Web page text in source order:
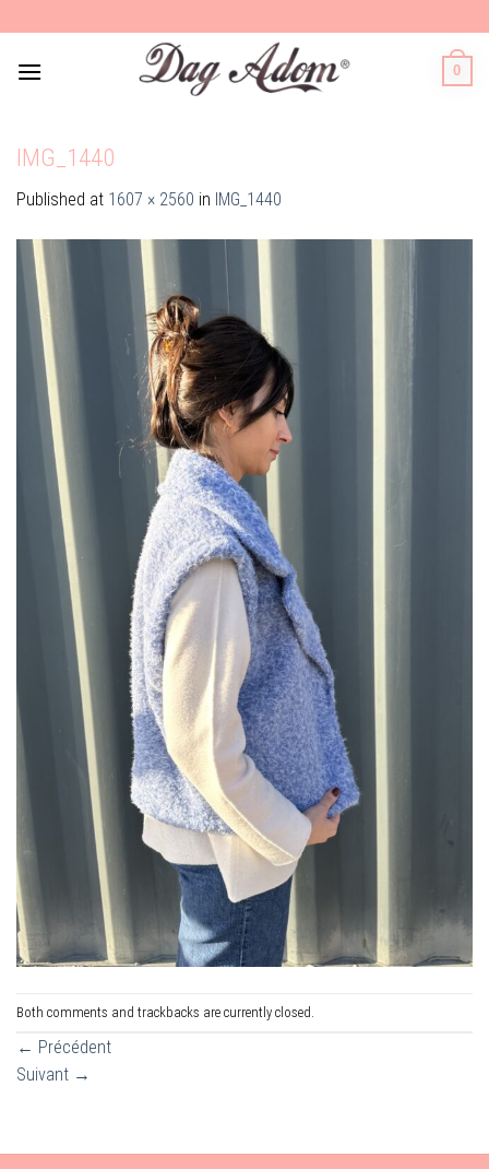
to
content
0
IMG_1440
Published at 1607 × 2560 in IMG_1440
Both comments and trackbacks are currently closed.
← Précédent
Suivant →